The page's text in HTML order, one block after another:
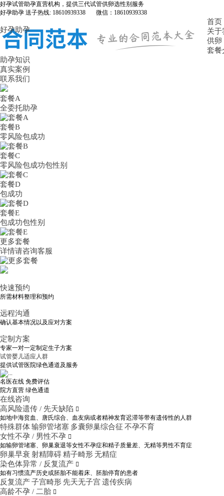
好孕试管助孕直营机构，提供三代试管供卵选性别服务
好孕助孕 送子热线: 18610939338 微信：18610939338
好孕助孕
首页
关于
供卵
套餐
助孕知识
真实案例
联系我们
套餐A
全委托助孕
套餐B
零风险包成功
套餐C
零风险包成功包性别
套餐D
包成功
套餐E
包成功包性别
更多套餐
详情请咨询客服
快速预约
所需材料整理和预约
远程沟通
确认基本情况以及应对方案
定制方案
专家一对一定制定生子方案
试管婴儿适应人群
提供试管医院绿色通道及服务
名医在线 免费评估
院方直营 绿色通道
在线咨询
高风险遗传 / 先天缺陷 
如地中海贫血、唐氏综合、血友病或者精神发育迟滞等带有遗传性的人群
特殊群体输卵管堵塞 多囊卵巢综合征 不孕不育
女性不孕 / 男性不孕 
如输卵管堵塞、卵巢衰退等女性不孕症和精子质量差、无精等男性不育症
卵巢早衰射精障碍精子畸形 无精症
染色体异常 / 反复流产 
如有习惯流产历史或胚胎不能着床、胚胎停育的患者
反复流产子宫畸形 先天无子宫 遗传疾病
高龄不孕 / 二胎 